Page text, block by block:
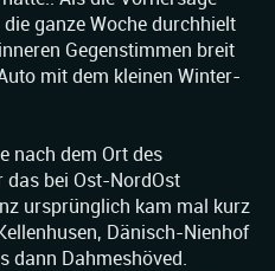
ganze Woche durchhielt
Gegenstimmen breit
mit dem kleinen Winter-
nach dem Ort des
das bei Ost-NordOst
ursprünglich kam mal kurz
Dänisch-Nienhof
dann Dahmeshöved.